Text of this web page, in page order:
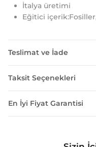
İtalya üretimi
Eğitici
Teslimat ve İade
Taksit Seçenekleri
En İyi Fiyat Garantisi